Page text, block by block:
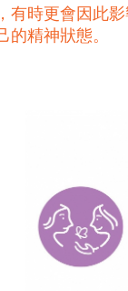
時更會因此
精神狀態。